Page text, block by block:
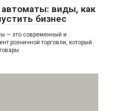
виды, как
бизнес
— это современный и
розничной торговли, который